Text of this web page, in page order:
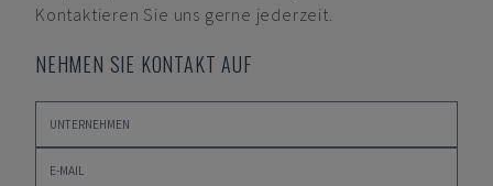
Kontaktieren Sie uns gerne jederzeit.
NEHMEN SIE KONTAKT AUF